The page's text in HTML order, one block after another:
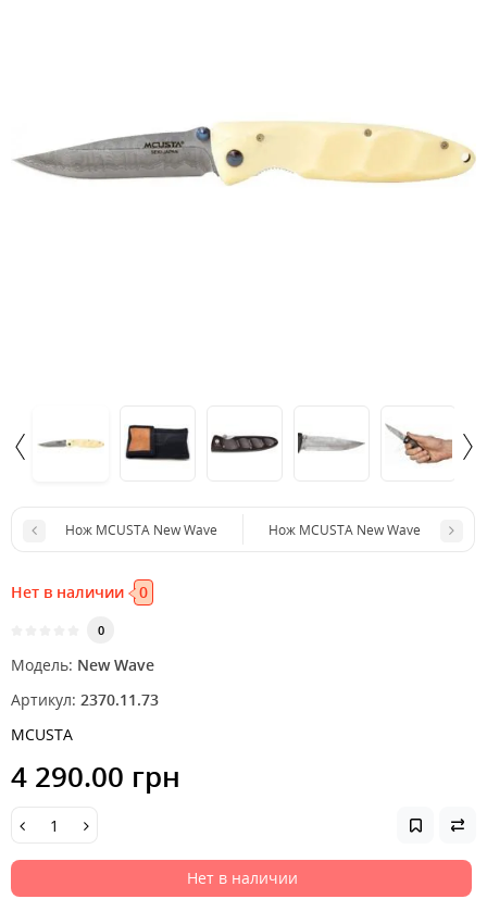
Нож MCUSTA New Wave Нож MCUSTA New Wave
Нет в наличии 0
0
Модель: New Wave
Артикул: 2370.11.73
MCUSTA
4 290.00 грн
Нет в наличии